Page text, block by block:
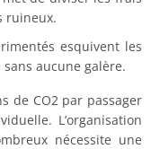
ruineux.
esquivent les
aucune galère.
de CO2 par passager
L’organisation
nécessite une